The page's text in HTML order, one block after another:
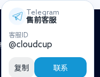
待时间。
Telegram
售前客服
客服ID
@cloudcup
复制 联系